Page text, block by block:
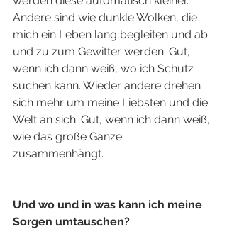
Andere sind wie dunkle Wolken, die
mich ein Leben lang begleiten und ab
und zu zum Gewitter werden. Gut,
wenn ich dann weiß, wo ich Schutz
suchen kann. Wieder andere drehen
sich mehr um meine Liebsten und die
Welt an sich. Gut, wenn ich dann weiß,
wie das große Ganze
zusammenhängt.
Und wo und in was kann ich meine
Sorgen umtauschen?